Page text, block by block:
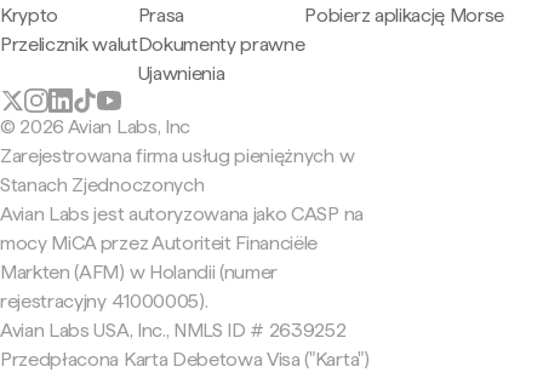
Krypto
Przelicznik walut
Prasa
Dokumenty prawne
Ujawnienia
Pobierz aplikację Morse
© 2026 Avian Labs, Inc
Zarejestrowana firma usług pieniężnych w
Stanach Zjednoczonych
Avian Labs jest autoryzowana jako CASP na
mocy MiCA przez Autoriteit Financiële
Markten (AFM) w Holandii (numer
rejestracyjny 41000005).
Avian Labs USA, Inc., NMLS ID # 2639252
Przedpłacona Karta Debetowa Visa ("Karta")